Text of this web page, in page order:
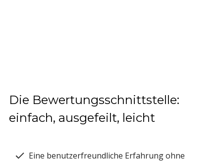
Die Bewertungsschnittstelle:
einfach, ausgefeilt, leicht
Eine benutzerfreundliche Erfahrung ohne